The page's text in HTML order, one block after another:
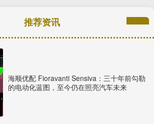
推荐资讯
海顺优配 Fioravanti Sensiva：三十年前勾勒
的电动化蓝图，至今仍在照亮汽车未来